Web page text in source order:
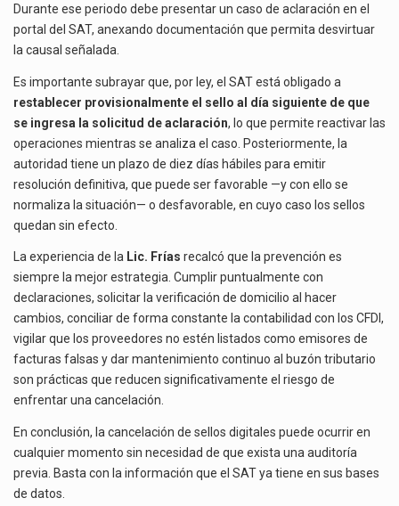
Durante ese periodo debe presentar un caso de aclaración en el
portal del SAT, anexando documentación que permita desvirtuar
la causal señalada.
Es importante subrayar que, por ley, el SAT está obligado a
restablecer provisionalmente el sello al día siguiente de que
se ingresa la solicitud de aclaración, lo que permite reactivar las
operaciones mientras se analiza el caso. Posteriormente, la
autoridad tiene un plazo de diez días hábiles para emitir
resolución definitiva, que puede ser favorable —y con ello se
normaliza la situación— o desfavorable, en cuyo caso los sellos
quedan sin efecto.
La experiencia de la Lic. Frías recalcó que la prevención es
siempre la mejor estrategia. Cumplir puntualmente con
declaraciones, solicitar la verificación de domicilio al hacer
cambios, conciliar de forma constante la contabilidad con los CFDI,
vigilar que los proveedores no estén listados como emisores de
facturas falsas y dar mantenimiento continuo al buzón tributario
son prácticas que reducen significativamente el riesgo de
enfrentar una cancelación.
En conclusión, la cancelación de sellos digitales puede ocurrir en
cualquier momento sin necesidad de que exista una auditoría
previa. Basta con la información que el SAT ya tiene en sus bases
de datos.